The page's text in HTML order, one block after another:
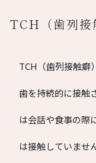
TCH（歯列接
TCH（歯列接触癖
歯を持続的に接触
は会話や食事の際
は接触していませ